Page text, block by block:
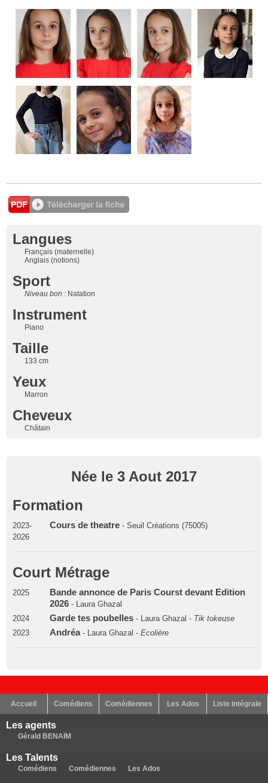
Langues
Français (maternelle)
Anglais (notions)
Sport
Niveau bon : Natation
Instrument
Piano
Taille
133 cm
Yeux
Marron
Cheveux
Châtain
Née le 3 Aout 2017
Formation
2023-
2026
Cours de theatre- Seuil Créations (75005)
Court Métrage
2025
Bande annonce de Paris Courst devant Edition
2026- Laura Ghazal
2024
Garde tes poubelles- Laura Ghazal - Tik tokeuse
2023
Andréa- Laura Ghazal - Ecolière
Accueil Comédiens Comédiennes Les Ados Liste intégrale
Les agents
Gérald BENAÏM
Les Talents
Comédiens Comédiennes Les Ados